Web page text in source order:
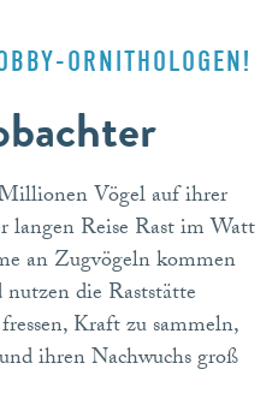
ORNITHOLOGEN!
Vögel auf ihrer
langen Reise Rast im Watt
an Zugvögeln kommen
die Raststätte
Kraft zu sammeln,
ihren Nachwuchs groß